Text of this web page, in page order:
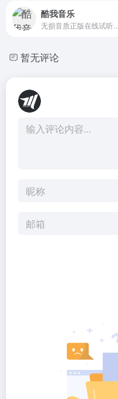
酷我音乐
暂无评论